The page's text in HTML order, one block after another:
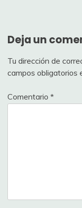
Deja un
Tu dirección de
campos obligatorios
Comentario *